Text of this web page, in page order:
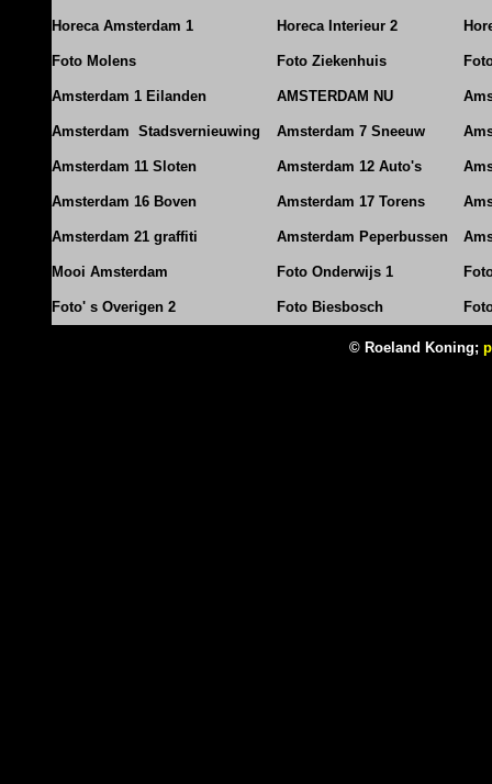
Horeca Amsterdam 1 Horeca Interieur 2
Foto Molens Foto Ziekenhuis
Amsterdam 1 Eilanden AMSTERDAM NU
Amsterdam Stadsvernieuwing Amsterdam 7 Sneeuw
Amsterdam 11 Sloten Amsterdam 12 Auto's
Amsterdam 16 Boven Amsterdam 17 Torens
Amsterdam 21 graffiti Amsterdam Peperbussen
Mooi Amsterdam Foto Onderwijs 1
Foto' s Overigen 2 Foto Biesbosch
© Roeland Koning;